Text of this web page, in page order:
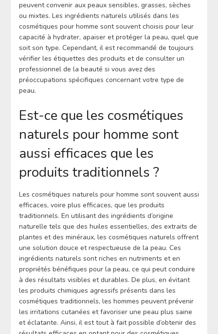
peuvent convenir aux peaux sensibles, grasses, sèches
ou mixtes. Les ingrédients naturels utilisés dans les
cosmétiques pour homme sont souvent choisis pour leur
capacité à hydrater, apaiser et protéger la peau, quel que
soit son type. Cependant, il est recommandé de toujours
vérifier les étiquettes des produits et de consulter un
professionnel de la beauté si vous avez des
préoccupations spécifiques concernant votre type de
peau.
Est-ce que les cosmétiques
naturels pour homme sont
aussi efficaces que les
produits traditionnels ?
Les cosmétiques naturels pour homme sont souvent aussi
efficaces, voire plus efficaces, que les produits
traditionnels. En utilisant des ingrédients d’origine
naturelle tels que des huiles essentielles, des extraits de
plantes et des minéraux, les cosmétiques naturels offrent
une solution douce et respectueuse de la peau. Ces
ingrédients naturels sont riches en nutriments et en
propriétés bénéfiques pour la peau, ce qui peut conduire
à des résultats visibles et durables. De plus, en évitant
les produits chimiques agressifs présents dans les
cosmétiques traditionnels, les hommes peuvent prévenir
les irritations cutanées et favoriser une peau plus saine
et éclatante. Ainsi, il est tout à fait possible d’obtenir des